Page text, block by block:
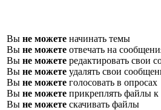
Вы не можете начинать темы
Вы не можете отвечать на
Вы не можете редактировать свои
Вы не можете удалять свои
Вы не можете голосовать в опросах
Вы не можете прикреплять файлы
Вы не можете скачивать файлы